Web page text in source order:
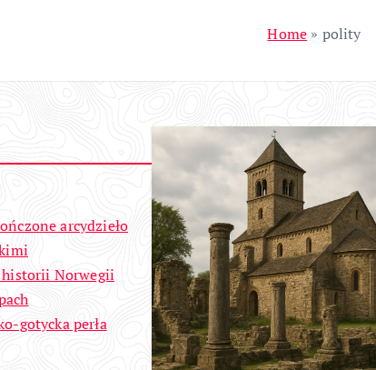
Home » polity
arcydzieło
historii Norwegii
gotycka perła